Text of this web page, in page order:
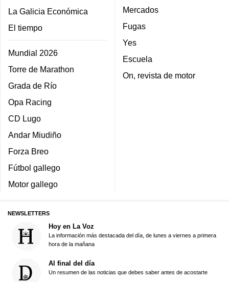
La Galicia Económica
El tiempo
Mundial 2026
Torre de Marathon
Grada de Río
Opa Racing
CD Lugo
Andar Miudiño
Forza Breo
Fútbol gallego
Motor gallego
Mercados
Fugas
Yes
Escuela
On, revista de motor
NEWSLETTERS
Hoy en La Voz
La información más destacada del día, de lunes a viernes a primera
hora de la mañana
Al final del día
Un resumen de las noticias que debes saber antes de acostarte